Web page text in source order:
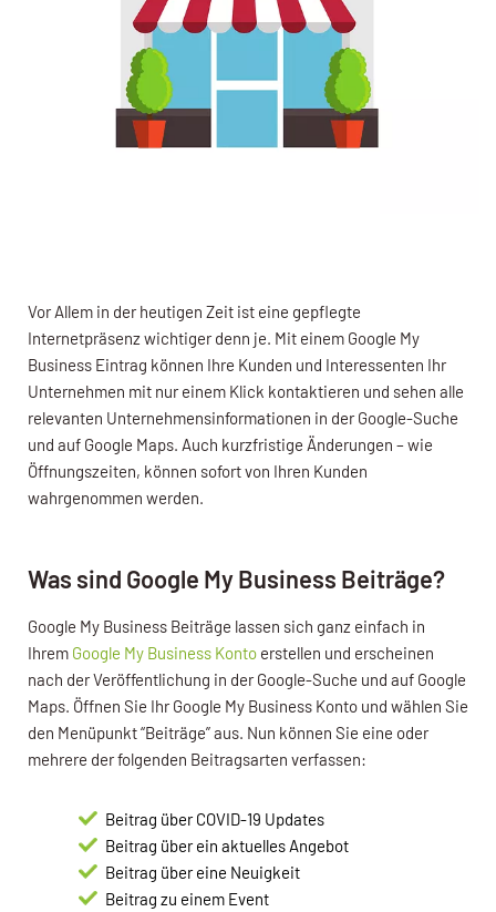
Vor Allem in der heutigen Zeit ist eine gepflegte
Internetpräsenz wichtiger denn je. Mit einem Google My
Business Eintrag können Ihre Kunden und Interessenten Ihr
Unternehmen mit nur einem Klick kontaktieren und sehen alle
relevanten Unternehmensinformationen in der Google-Suche
und auf Google Maps. Auch kurzfristige Änderungen – wie
Öffnungszeiten, können sofort von Ihren Kunden
wahrgenommen werden.
Was sind Google My Business Beiträge?
Google My Business Beiträge lassen sich ganz einfach in
Ihrem Google My Business Konto erstellen und erscheinen
nach der Veröffentlichung in der Google-Suche und auf Google
Maps. Öffnen Sie Ihr Google My Business Konto und wählen Sie
den Menüpunkt “Beiträge” aus. Nun können Sie eine oder
mehrere der folgenden Beitragsarten verfassen:
Beitrag über COVID-19 Updates
Beitrag über ein aktuelles Angebot
Beitrag über eine Neuigkeit
Beitrag zu einem Event